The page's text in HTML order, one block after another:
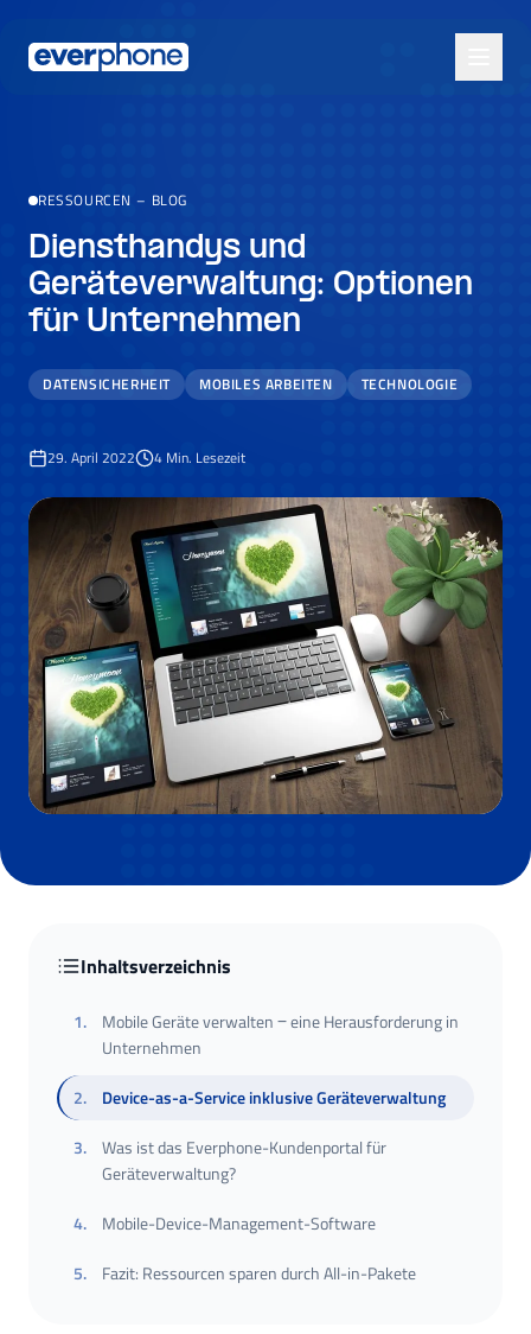
RESSOURCEN – BLOG
Diensthandys und
Geräteverwaltung: Optionen
für Unternehmen
DATENSICHERHEIT MOBILES ARBEITEN TECHNOLOGIE
29. April 2022 4 Min. Lesezeit
Inhaltsverzeichnis
1.
Mobile Geräte verwalten ‒ eine Herausforderung in
Unternehmen
2.
Device-as-a-Service inklusive Geräteverwaltung
3.
Was ist das Everphone-Kundenportal für
Geräteverwaltung?
4.
Mobile-Device-Management-Software
5. Fazit: Ressourcen sparen durch All-in-Pakete